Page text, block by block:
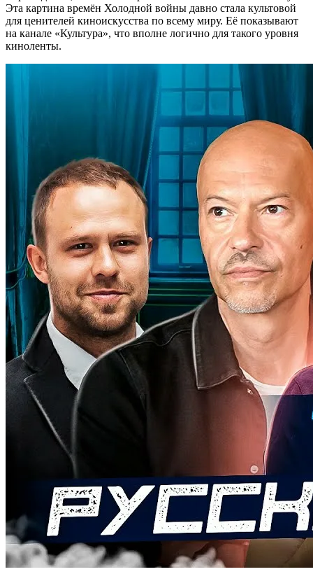
Эта картина времён Холодной войны давно стала культовой
для ценителей киноискусства по всему миру. Её показывают
на канале «Культура», что вполне логично для такого уровня
киноленты.